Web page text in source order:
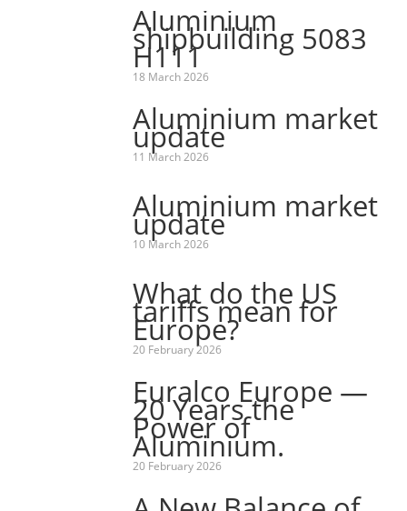
Aluminium
shipbuilding 5083
H111
18 March 2026
Aluminium market
update
11 March 2026
Aluminium market
update
10 March 2026
What do the US
tariffs mean for
Europe?
20 February 2026
Euralco Europe —
20 Years the
Power of
Aluminium.
20 February 2026